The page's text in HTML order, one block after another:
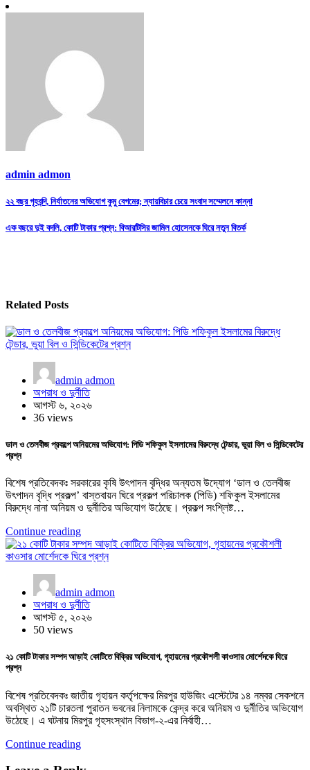
admin admon
Post
navigation
২২ বছর গৃহবন্দি, নির্যাতনের অভিযোগ কুমু বেগমের; ন্যায়বিচার চেয়ে সংবাদ সম্মেলনে কান্না
এক বছরে দুই বদলি, কোটি টাকার প্রশ্ন: বিআরটিসির জামিল হোসেনকে ঘিরে নতুন বিতর্ক
Related Posts
admin admon
অপরাধ ও দুর্নীতি
আগস্ট ৬, ২০২৬
36 views
ডাল ও তেলবীজ প্রকল্পে অনিয়মের অভিযোগ: পিডি শফিকুল ইসলামের বিরুদ্ধে টেন্ডার, ভুয়া বিল ও সিন্ডিকেটের
প্রশ্ন
বিশেষ প্রতিবেদকঃ সরকারের কৃষি উৎপাদন বৃদ্ধির অন্যতম উদ্যোগ ‘ডাল ও তেলবীজ
উৎপাদন বৃদ্ধি প্রকল্প’ বাস্তবায়ন ঘিরে প্রকল্প পরিচালক (পিডি) শফিকুল ইসলামের
বিরুদ্ধে নানা অনিয়ম ও দুর্নীতির অভিযোগ উঠেছে। প্রকল্প সংশ্লিষ্ট…
Continue reading
admin admon
অপরাধ ও দুর্নীতি
আগস্ট ৫, ২০২৬
50 views
২১ কোটি টাকার সম্পদ আড়াই কোটিতে বিক্রির অভিযোগ, গৃহায়নের প্রকৌশলী কাওসার মোর্শেদকে ঘিরে
প্রশ্ন
বিশেষ প্রতিবেদকঃ জাতীয় গৃহায়ন কর্তৃপক্ষের মিরপুর হাউজিং এস্টেটের ১৪ নম্বর সেকশনে
অবস্থিত ২১টি চারতলা পুরাতন ভবনের নিলামকে কেন্দ্র করে অনিয়ম ও দুর্নীতির অভিযোগ
উঠেছে। এ ঘটনায় মিরপুর গৃহসংস্থান বিভাগ-২-এর নির্বাহী…
Continue reading